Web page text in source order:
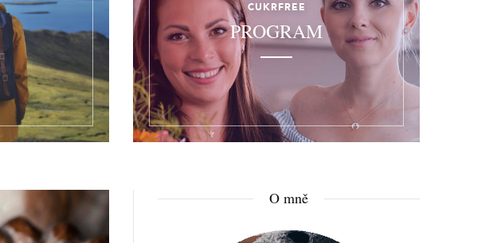
CUKRFREE
PROGRAM
O mně